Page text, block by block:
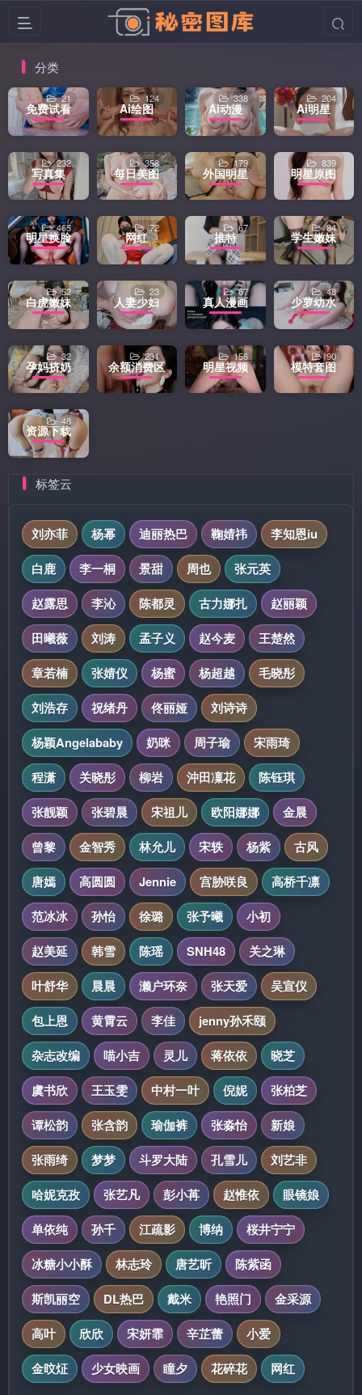
分类
免费试看
21
Ai绘图
124
Ai动漫
338
Ai明星
204
写真集
232
每日美图
358
外国明星
179
明星原图
839
明星换脸
465
网红
72
推特
67
学生嫩妹
84
白虎嫩妹
52
人妻少妇
23
真人漫画
67
少萝幼水
48
孕妈挤奶
32
余额消费区
231
明星视频
156
模特套图
90
资源下载
48
标签云
刘亦菲 杨幂 迪丽热巴 鞠婧祎
李知恩iu
白鹿
李一桐 景甜 周也
张元英
赵露思
李沁 陈都灵 古力娜扎
赵丽颖
田曦薇
刘涛 孟子义 赵今麦
王楚然
章若楠
张婧仪 杨蜜 杨超越
毛晓彤
刘浩存
祝绪丹 佟丽娅
刘诗诗
杨颖Angelababy
奶咪 周子瑜
宋雨琦
程潇
关晓彤 柳岩 沖田凜花
陈钰琪
张靓颖
张碧晨 宋祖儿 欧阳娜娜
金晨
曾黎
金智秀 林允儿 宋轶 杨紫
古风
唐嫣
高圆圆 Jennie 宫胁咲良
高桥千凛
范冰冰
孙怡 徐璐 张予曦
小初
赵美延
韩雪 陈瑶 SNH48
关之琳
叶舒华
晨晨 濑户环奈 张天爱
吴宣仪
包上恩
黄霄云 李佳
jenny孙禾颐
杂志改编
喵小吉 灵儿 蒋依依
晓芝
虞书欣
王玉雯 中村一叶 倪妮
张柏芝
谭松韵
张含韵 瑜伽裤 张淼怡
新娘
张雨绮
梦梦 斗罗大陆 孔雪儿
刘艺非
哈妮克孜
张艺凡 彭小苒 赵惟依
眼镜娘
单依纯
孙千 江疏影 博纳
桜井宁宁
冰糖小小酥
林志玲 唐艺昕
陈紫函
斯凯丽空
DL热巴 戴米 艳照门
金采源
高叶
欣欣 宋妍霏 辛芷蕾
小爱
金旼炡
少女映画 瞳夕 花碎花 网红